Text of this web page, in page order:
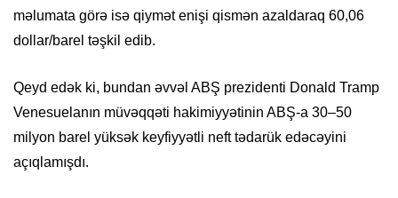
məlumata görə isə qiymət enişi qismən azaldaraq 60,06
dollar/barel təşkil edib.
Qeyd edək ki, bundan əvvəl ABŞ prezidenti Donald Tramp
Venesuelanın müvəqqəti hakimiyyətinin ABŞ-a 30–50
milyon barel yüksək keyfiyyətli neft tədarük edəcəyini
açıqlamışdı.